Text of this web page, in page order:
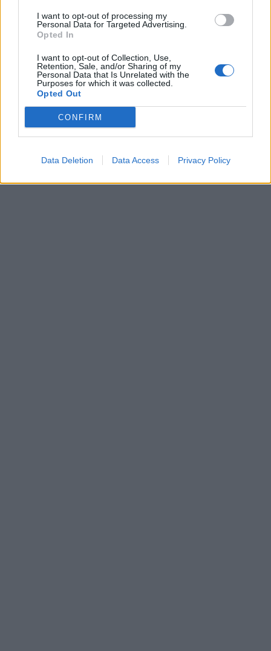
I want to opt-out of processing my
Personal Data for Targeted Advertising.
Opted In
I want to opt-out of Collection, Use,
Retention, Sale, and/or Sharing of my
Personal Data that Is Unrelated with the
Purposes for which it was collected.
Opted Out
CONFIRM
Data Deletion Data Access Privacy Policy